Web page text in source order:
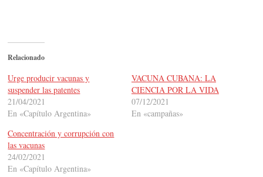
Relacionado
Urge producir vacunas y
suspender las patentes
21/04/2021
En «Capítulo Argentina»
VACUNA CUBANA: LA
CIENCIA POR LA VIDA
07/12/2021
En «campañas»
Concentración y corrupción con
las vacunas
24/02/2021
En «Capítulo Argentina»